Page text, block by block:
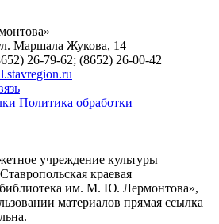
Маршала Жукова, 14
26-79-62; (8652) 26-00-42
Политика обработки
учреждение культуры
краевая
библиотека им. М. Ю. Лермонтова»,
материалов прямая ссылка